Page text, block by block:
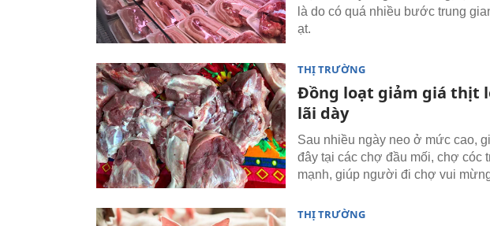
là do có quá nhiều bước trung
ạt.
THỊ TRƯỜNG
Đồng loạt giảm giá thịt
lãi dày
Sau nhiều ngày neo ở mức cao,
đây tại các chợ đầu mối, chợ cóc
mạnh, giúp người đi chợ vui
THỊ TRƯỜNG